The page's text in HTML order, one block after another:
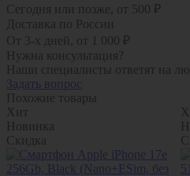
Сегодня или позже, от 500 ₽
Доставка по России
От 3-х дней, от 1 000 ₽
Нужна консультация?
Наши специалисты ответят на
Задать вопрос
Похожие товары
Хит
Новинка
Скидка